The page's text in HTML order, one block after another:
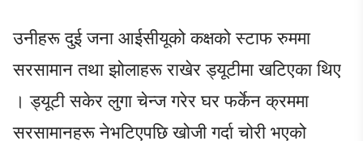
उनीहरू दुई जना आईसीयूको कक्षको स्टाफ रुममा
सरसामान तथा झोलाहरू राखेर ड्यूटीमा खटिएका थिए
। ड्यूटी सकेर लुगा चेन्ज गरेर घर फर्केन क्रममा
सरसामानहरू नेभटिएपछि खोजी गर्दा चोरी भएको